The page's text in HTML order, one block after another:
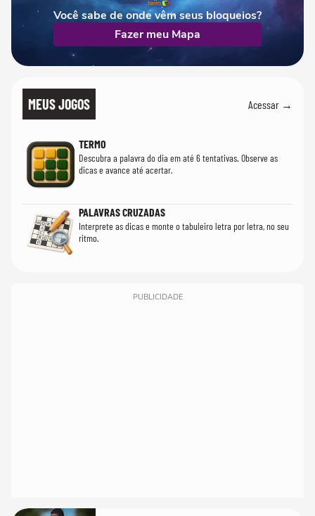
Você sabe de onde vêm seus bloqueios?
Fazer meu Mapa
MEUS JOGOS Acessar →
TERMO
Descubra a palavra do dia em até 6 tentativas. Observe as
dicas e avance até acertar.
PALAVRAS CRUZADAS
Interprete as dicas e monte o tabuleiro letra por letra, no seu
ritmo.
PUBLICIDADE